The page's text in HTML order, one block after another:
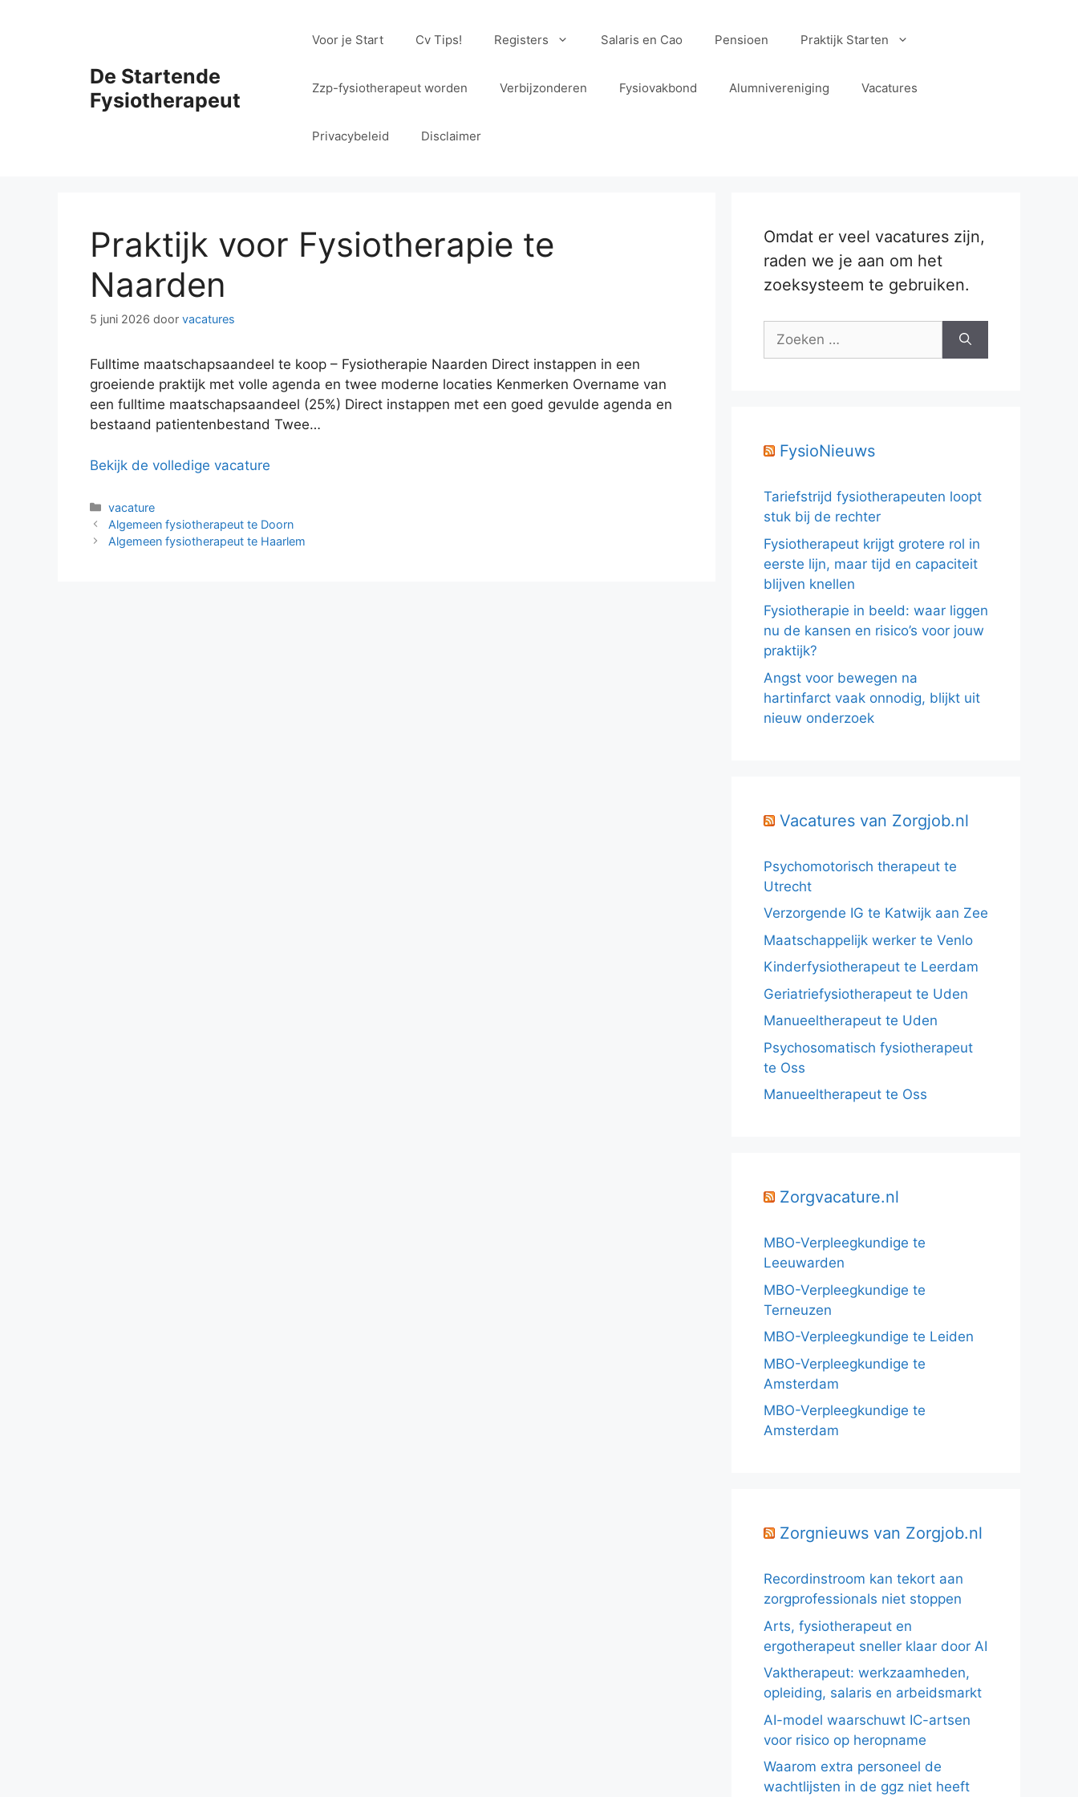
De Startende
Fysiotherapeut
Voor je Start Cv Tips! Registers Salaris en Cao Pensioen Praktijk Starten
Zzp-fysiotherapeut worden Verbijzonderen Fysiovakbond Alumnivereniging Vacatures
Privacybeleid Disclaimer
Praktijk voor Fysiotherapie te
Naarden
5 juni 2026 door vacatures
Fulltime maatschapsaandeel te koop – Fysiotherapie Naarden Direct instappen in een
groeiende praktijk met volle agenda en twee moderne locaties Kenmerken Overname van
een fulltime maatschapsaandeel (25%) Direct instappen met een goed gevulde agenda en
bestaand patientenbestand Twee…
Bekijk de volledige vacature
Categorieën
vacature
Algemeen fysiotherapeut te Doorn
Algemeen fysiotherapeut te Haarlem
Omdat er veel vacatures zijn,
raden we je aan om het
zoeksysteem te gebruiken.
Zoek
FysioNieuws
Tariefstrijd fysiotherapeuten loopt
stuk bij de rechter
Fysiotherapeut krijgt grotere rol in
eerste lijn, maar tijd en capaciteit
blijven knellen
Fysiotherapie in beeld: waar liggen
nu de kansen en risico’s voor jouw
praktijk?
Angst voor bewegen na
hartinfarct vaak onnodig, blijkt uit
nieuw onderzoek
Vacatures van Zorgjob.nl
Psychomotorisch therapeut te
Utrecht
Verzorgende IG te Katwijk aan Zee
Maatschappelijk werker te Venlo
Kinderfysiotherapeut te Leerdam
Geriatriefysiotherapeut te Uden
Manueeltherapeut te Uden
Psychosomatisch fysiotherapeut
te Oss
Manueeltherapeut te Oss
Zorgvacature.nl
MBO-Verpleegkundige te
Leeuwarden
MBO-Verpleegkundige te
Terneuzen
MBO-Verpleegkundige te Leiden
MBO-Verpleegkundige te
Amsterdam
MBO-Verpleegkundige te
Amsterdam
Zorgnieuws van Zorgjob.nl
Recordinstroom kan tekort aan
zorgprofessionals niet stoppen
Arts, fysiotherapeut en
ergotherapeut sneller klaar door AI
Vaktherapeut: werkzaamheden,
opleiding, salaris en arbeidsmarkt
AI-model waarschuwt IC-artsen
voor risico op heropname
Waarom extra personeel de
wachtlijsten in de ggz niet heeft